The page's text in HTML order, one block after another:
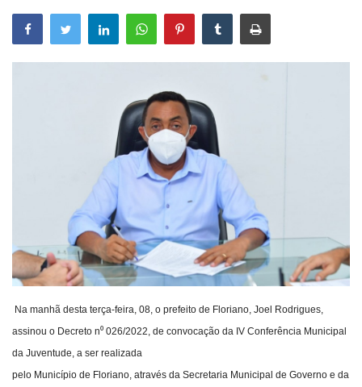
Notícias
Na manhã desta terça-feira, 08, o prefeito de Floriano, Joel Rodrigues,
assinou o Decreto n⁰ 026/2022, de convocação da IV Conferência Municipal
da Juventude, a ser realizada
pelo Município de Floriano, através da Secretaria Municipal de Governo e da